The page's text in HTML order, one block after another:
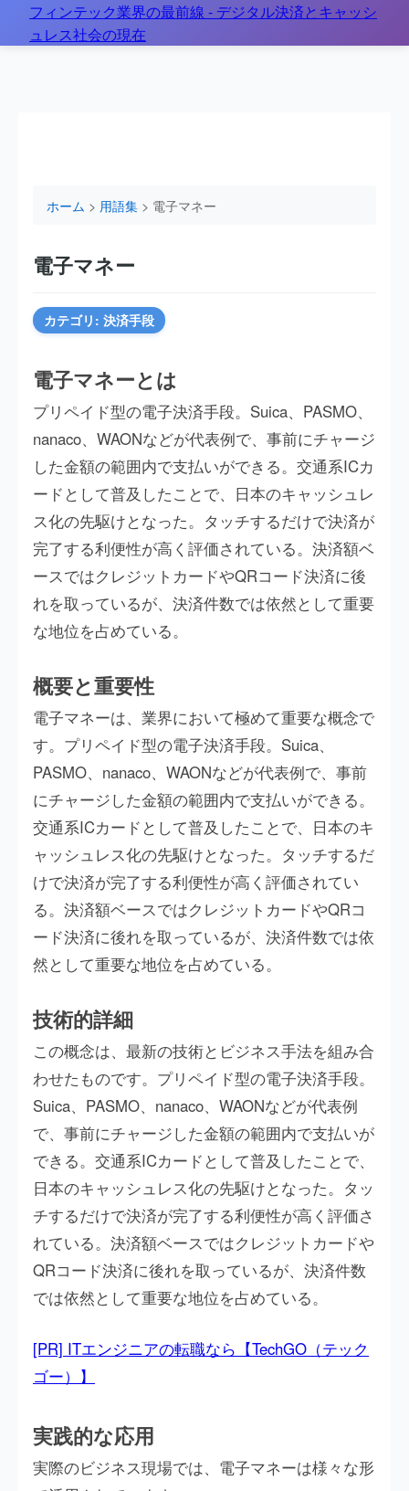
フィンテック業界の最前線 - デジタル決済とキャッシ
ュレス社会の現在
ホーム >用語集> 電子マネーとは？
ホーム > 用語集 > 電子マネー
電子マネー
カテゴリ: 決済手段
電子マネーとは
プリペイド型の電子決済手段。Suica、PASMO、
nanaco、WAONなどが代表例で、事前にチャージ
した金額の範囲内で支払いができる。交通系ICカ
ードとして普及したことで、日本のキャッシュレ
ス化の先駆けとなった。タッチするだけで決済が
完了する利便性が高く評価されている。決済額ベ
ースではクレジットカードやQRコード決済に後
れを取っているが、決済件数では依然として重要
な地位を占めている。
概要と重要性
電子マネーは、業界において極めて重要な概念で
す。プリペイド型の電子決済手段。Suica、
PASMO、nanaco、WAONなどが代表例で、事前
にチャージした金額の範囲内で支払いができる。
交通系ICカードとして普及したことで、日本のキ
ャッシュレス化の先駆けとなった。タッチするだ
けで決済が完了する利便性が高く評価されてい
る。決済額ベースではクレジットカードやQRコ
ード決済に後れを取っているが、決済件数では依
然として重要な地位を占めている。
技術的詳細
この概念は、最新の技術とビジネス手法を組み合
わせたものです。プリペイド型の電子決済手段。
Suica、PASMO、nanaco、WAONなどが代表例
で、事前にチャージした金額の範囲内で支払いが
できる。交通系ICカードとして普及したことで、
日本のキャッシュレス化の先駆けとなった。タッ
チするだけで決済が完了する利便性が高く評価さ
れている。決済額ベースではクレジットカードや
QRコード決済に後れを取っているが、決済件数
では依然として重要な地位を占めている。
[PR] ITエンジニアの転職なら【TechGO（テック
ゴー）】
実践的な応用
実際のビジネス現場では、電子マネーは様々な形